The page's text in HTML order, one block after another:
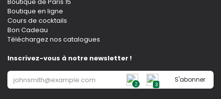
Boutique en ligne
Cours de cocktails
Bon Cadeau
Téléchargez nos catalogues
Inscrivez-vous à notre newsletter !
2 3
S'abonner